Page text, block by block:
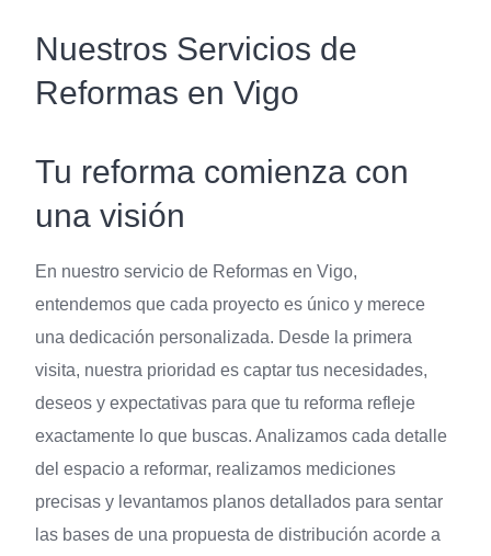
Nuestros Servicios de
Reformas en Vigo
Tu reforma comienza con
una visión
En nuestro servicio de Reformas en Vigo,
entendemos que cada proyecto es único y merece
una dedicación personalizada. Desde la primera
visita, nuestra prioridad es captar tus necesidades,
deseos y expectativas para que tu reforma refleje
exactamente lo que buscas. Analizamos cada detalle
del espacio a reformar, realizamos mediciones
precisas y levantamos planos detallados para sentar
las bases de una propuesta de distribución acorde a